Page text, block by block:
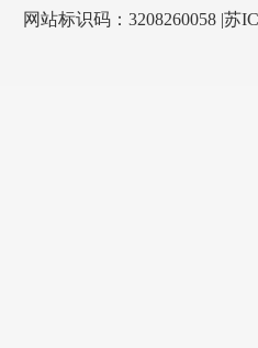
网站标识码：3208260058 |苏